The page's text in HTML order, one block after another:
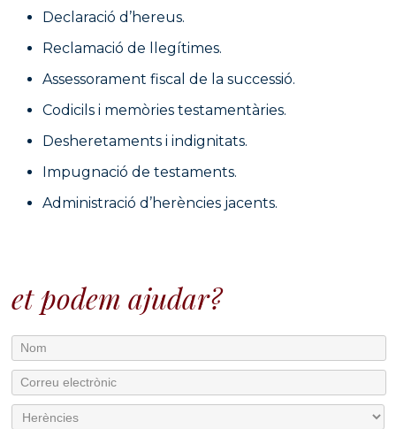
Declaració d’hereus.
Reclamació de llegítimes.
Assessorament fiscal de la successió.
Codicils i memòries testamentàries.
Desheretaments i indignitats.
Impugnació de testaments.
Administració d’herències jacents.
et podem ajudar?